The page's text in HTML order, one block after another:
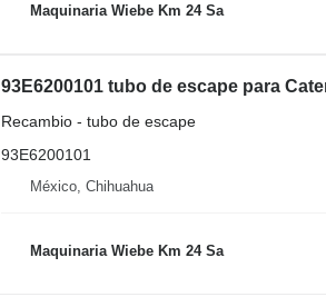
Maquinaria Wiebe Km 24 Sa
93E6200101 tubo de escape para
Recambio - tubo de escape
93E6200101
México, Chihuahua
Maquinaria Wiebe Km 24 Sa